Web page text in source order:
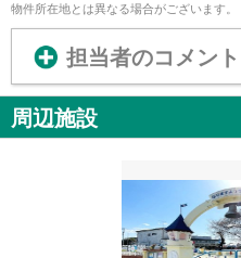
物件所在地とは異なる場合がございます。
担当者のコメント
周辺施設